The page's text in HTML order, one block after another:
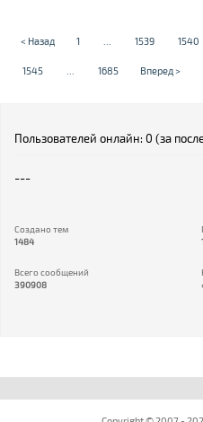
< Назад 1 1539 1540
1545 1685 Вперед >
Пользователей онлайн: 0 (за
---
Создано тем
1484
Всего сообщений
390908